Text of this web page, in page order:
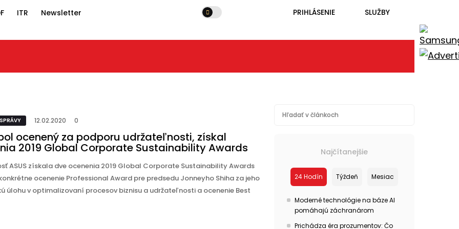
ITR Newsletter PRIHLÁSENIE SLUŽBY
12.02.2020 0
získal
12.02.2020 0
ocenený za podporu udržateľnosti, získal
2019 Global Corporate Sustainability Awards
ASUS získala dve ocenenia 2019 Global Corporate Sustainability Awards
ocenenie Professional Award pre predsedu Jonneyho Shiha za jeho
úlohu v optimalizovaní procesov biznisu a udržateľnosti a ocenenie Best
Najčítanejšie
24 Hodín Týždeň Mesiac
Moderné technológie na báze AI
pomáhajú záchranárom
Prichádza éra prozumentov: Čo